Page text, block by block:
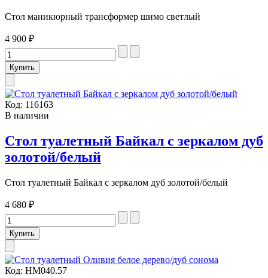
Стол маникюрный трансформер шимо светлый
4 900 ₽
Код: 116163
В наличии
Стол туалетный Байкал с зеркалом дуб
золотой/белый
Стол туалетный Байкал с зеркалом дуб золотой/белый
4 680 ₽
Код: НМ040.57